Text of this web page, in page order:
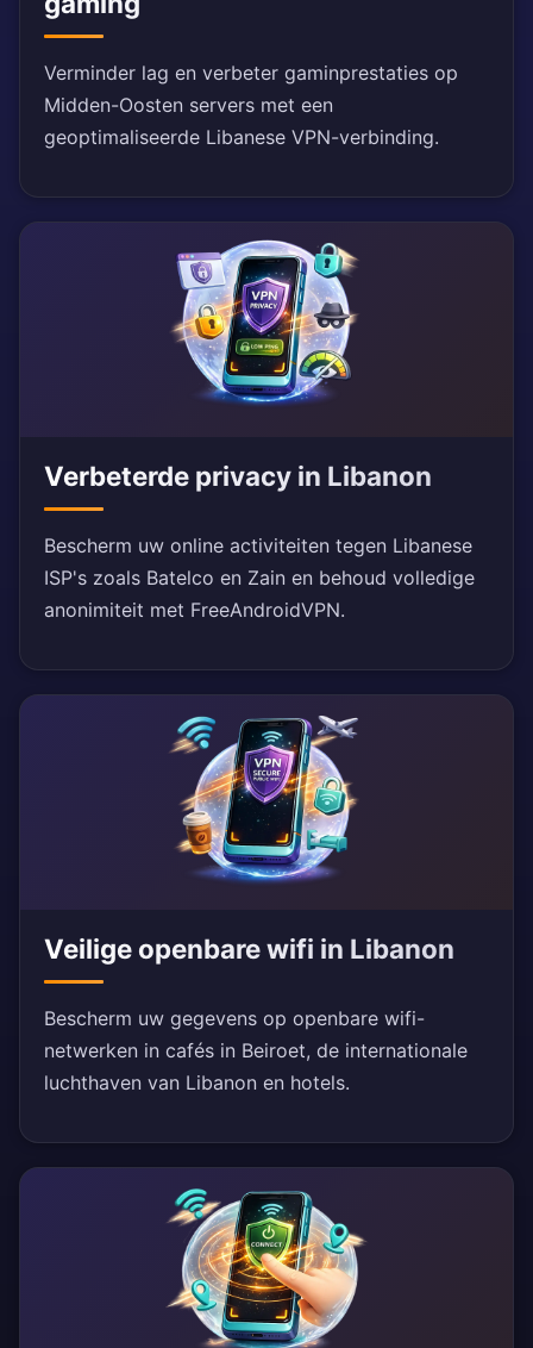
Verminder lag en verbeter gaminprestaties op
Midden-Oosten servers met een
geoptimaliseerde Libanese VPN-verbinding.
Verbeterde privacy in Libanon
Bescherm uw online activiteiten tegen Libanese
ISP's zoals Batelco en Zain en behoud volledige
anonimiteit met FreeAndroidVPN.
Veilige openbare wifi in Libanon
Bescherm uw gegevens op openbare wifi-
netwerken in cafés in Beiroet, de internationale
luchthaven van Libanon en hotels.